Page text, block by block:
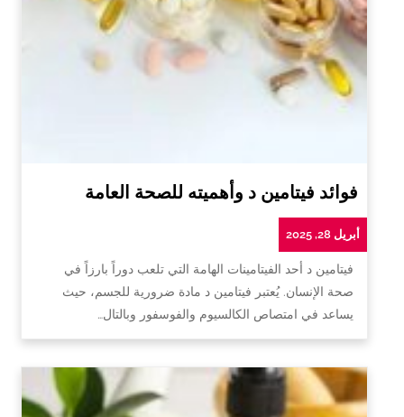
فوائد فيتامين د وأهميته للصحة العامة
أبريل 28, 2025
فيتامين د أحد الفيتامينات الهامة التي تلعب دوراً بارزاً في
صحة الإنسان. يُعتبر فيتامين د مادة ضرورية للجسم، حيث
يساعد في امتصاص الكالسيوم والفوسفور وبالتال…